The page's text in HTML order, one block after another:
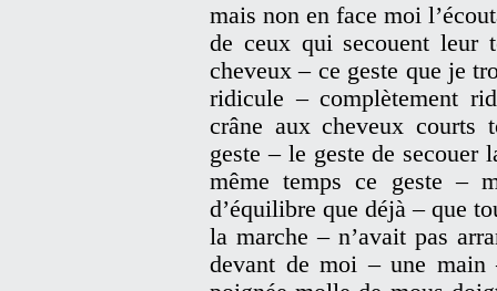
mais non en face moi
de ceux qui secouent leur
cheveux – ce geste que je
ridicule – complètement
crâne aux cheveux courts
geste – le geste de secouer
même temps ce geste –
d’équilibre que déjà – que
la marche – n’avait pas
devant de moi – une main